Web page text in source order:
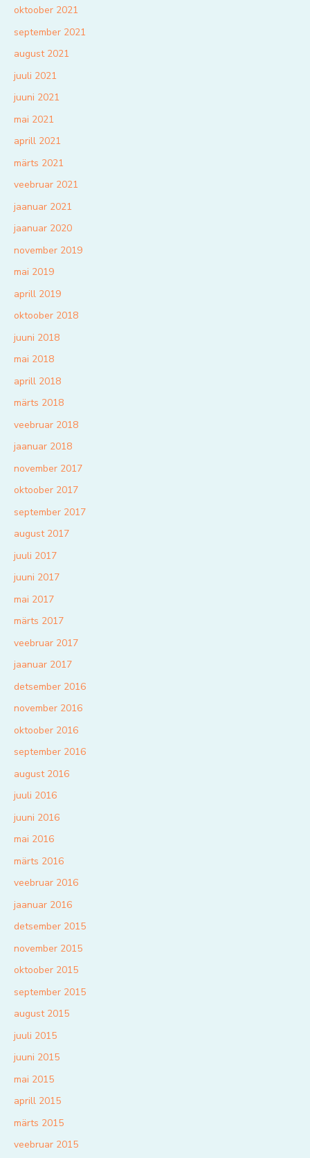
oktoober 2021
september 2021
august 2021
juuli 2021
juuni 2021
mai 2021
aprill 2021
märts 2021
veebruar 2021
jaanuar 2021
jaanuar 2020
november 2019
mai 2019
aprill 2019
oktoober 2018
juuni 2018
mai 2018
aprill 2018
märts 2018
veebruar 2018
jaanuar 2018
november 2017
oktoober 2017
september 2017
august 2017
juuli 2017
juuni 2017
mai 2017
märts 2017
veebruar 2017
jaanuar 2017
detsember 2016
november 2016
oktoober 2016
september 2016
august 2016
juuli 2016
juuni 2016
mai 2016
märts 2016
veebruar 2016
jaanuar 2016
detsember 2015
november 2015
oktoober 2015
september 2015
august 2015
juuli 2015
juuni 2015
mai 2015
aprill 2015
märts 2015
veebruar 2015